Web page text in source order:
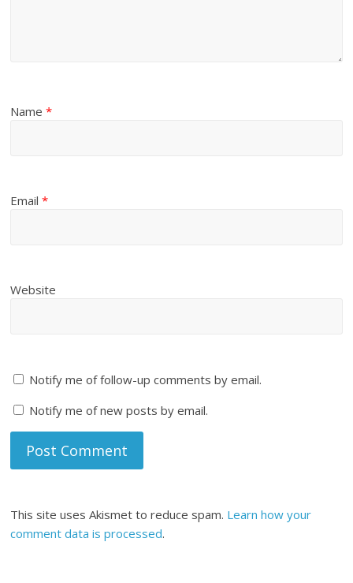
Name*
Email*
Website
Notify me of follow-up comments by email.
Notify me of new posts by email.
This site uses Akismet to reduce spam. Learn how your
comment data is processed.